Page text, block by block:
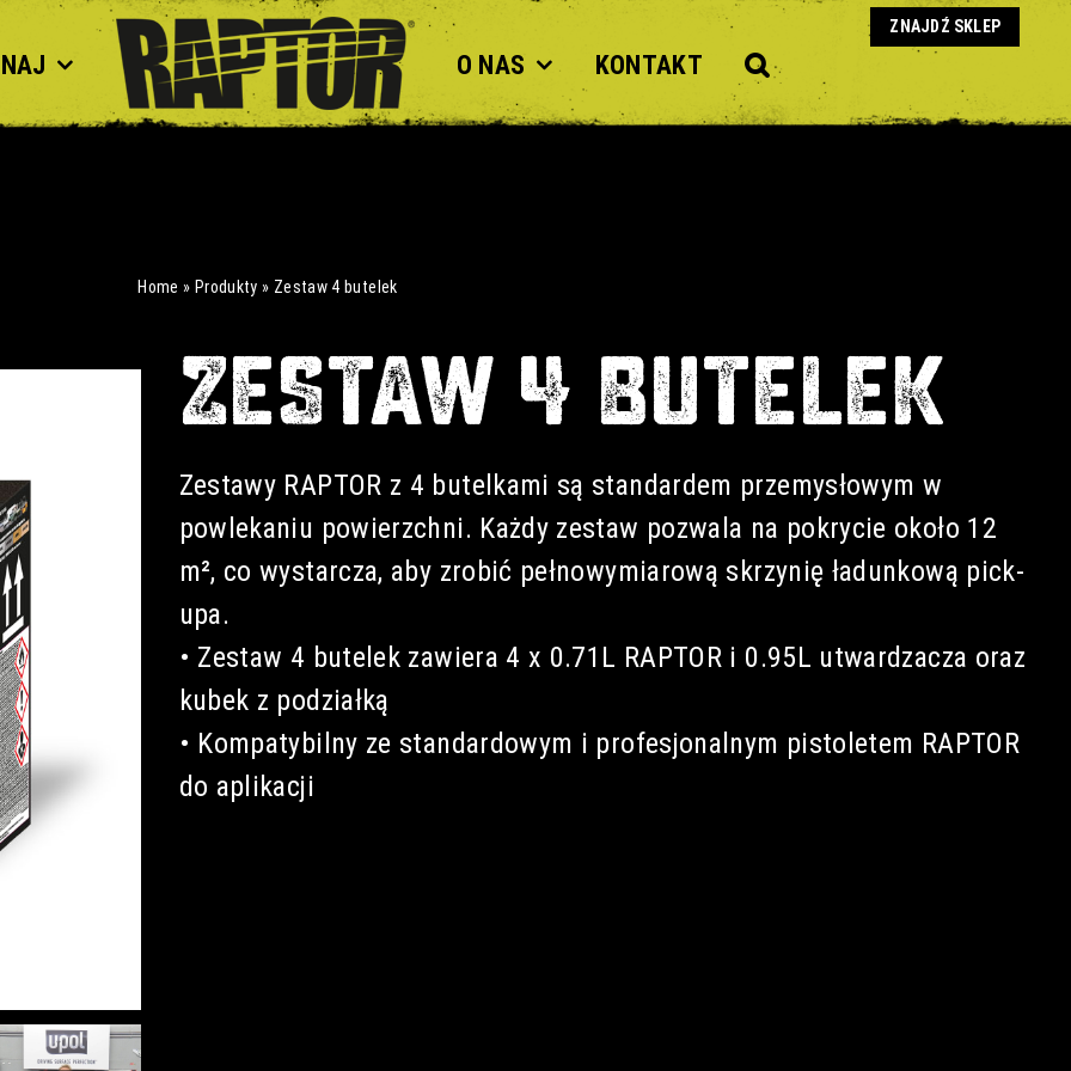
ZNAJDŹ SKLEP
O NAS KONTAKT
Home » Produkty » Zestaw 4 butelek
ZESTAW 4 BUTELEK
Zestawy RAPTOR z 4 butelkami są standardem przemysłowym w
powlekaniu powierzchni. Każdy zestaw pozwala na pokrycie około 12
m², co wystarcza, aby zrobić pełnowymiarową skrzynię ładunkową pick-
upa.
• Zestaw 4 butelek zawiera 4 x 0.71L RAPTOR i 0.95L utwardzacza oraz
kubek z podziałką
• Kompatybilny ze standardowym i profesjonalnym pistoletem RAPTOR
do aplikacji